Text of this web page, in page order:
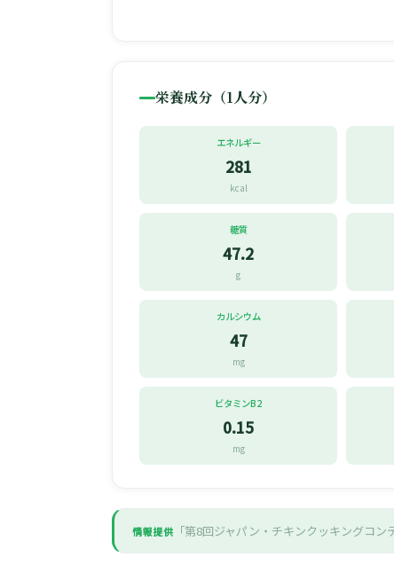
栄養成分（1人分）
エネルギー
281
kcal
糖質
47.2
g
カルシウム
47
mg
ビタミンB2
0.15
mg
情報提供 「第8回ジャパン・チキンクッキングコ